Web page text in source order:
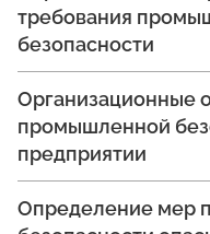
требования
безопасности
Организационные
промышленной
предприятии
Определение мер